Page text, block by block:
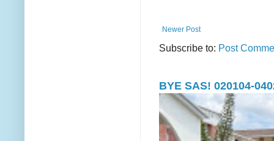
Newer Post
Subscribe to: Post
BYE SAS! 020104-